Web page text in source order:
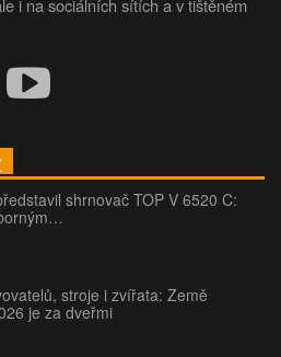
i na sociálních sítích a v tištěném
shrnovač TOP V 6520 C:
stroje i zvířata: Země
je za dveřmi